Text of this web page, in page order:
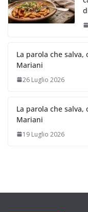
La parola che
Mariani
26 Luglio 2026
La parola che
Mariani
19 Luglio 2026